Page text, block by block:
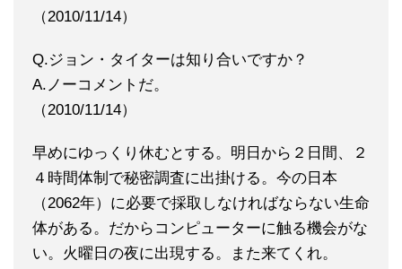
（2010/11/14）
Q.ジョン・タイターは知り合いですか？
A.ノーコメントだ。
（2010/11/14）
早めにゆっくり休むとする。明日から２日間、２
４時間体制で秘密調査に出掛ける。今の日本
（2062年）に必要で採取しなければならない生命
体がある。だからコンピューターに触る機会がな
い。火曜日の夜に出現する。また来てくれ。